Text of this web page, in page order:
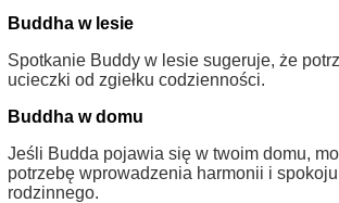
Buddha w lesie
Spotkanie Buddy w lesie sugeruje, że
ucieczki od zgiełku codzienności.
Buddha w domu
Jeśli Budda pojawia się w twoim domu,
potrzebę wprowadzenia harmonii i
rodzinnego.